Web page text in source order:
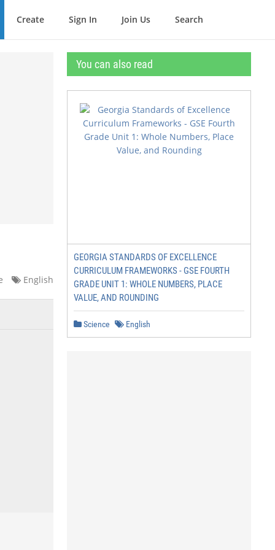
Create Sign In Join Us Search
English
You can also read
GEORGIA STANDARDS OF EXCELLENCE
CURRICULUM FRAMEWORKS - GSE FOURTH
GRADE UNIT 1: WHOLE NUMBERS, PLACE
VALUE, AND ROUNDING
Science English